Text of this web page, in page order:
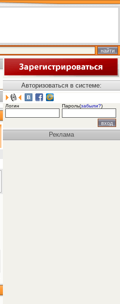
Авторизоваться в системе:
Логин Пароль(забыли?)
Реклама